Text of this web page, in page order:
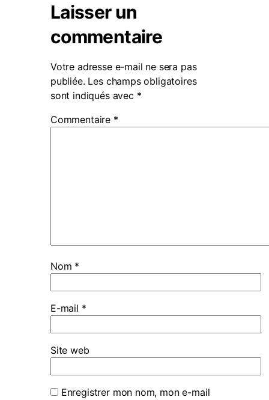
Laisser un
commentaire
Votre adresse e-mail ne sera pas
publiée. Les champs obligatoires
sont indiqués avec *
Commentaire *
Nom *
E-mail *
Site web
Enregistrer mon nom, mon e-mail